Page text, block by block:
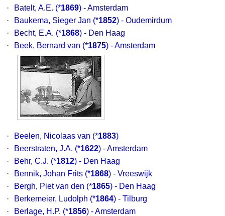
·
Batelt, A.E. (*1869) - Amsterdam
·
Baukema, Sieger Jan (*1852) - Oudemirdum
·
Becht, E.A. (*1868) - Den Haag
·
Beek, Bernard van (*1875) - Amsterdam
· Beelen, Nicolaas van (*1883)
·
Beerstraten, J.A. (*1622) - Amsterdam
·
Behr, C.J. (*1812) - Den Haag
·
Bennik, Johan Frits (*1868) - Vreeswijk
·
Bergh, Piet van den (*1865) - Den Haag
·
Berkemeier, Ludolph (*1864) - Tilburg
·
Berlage, H.P. (*1856) - Amsterdam